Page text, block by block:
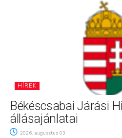
HÍREK
Békéscsabai Járási
állásajánlatai
2026. augusztus 03.